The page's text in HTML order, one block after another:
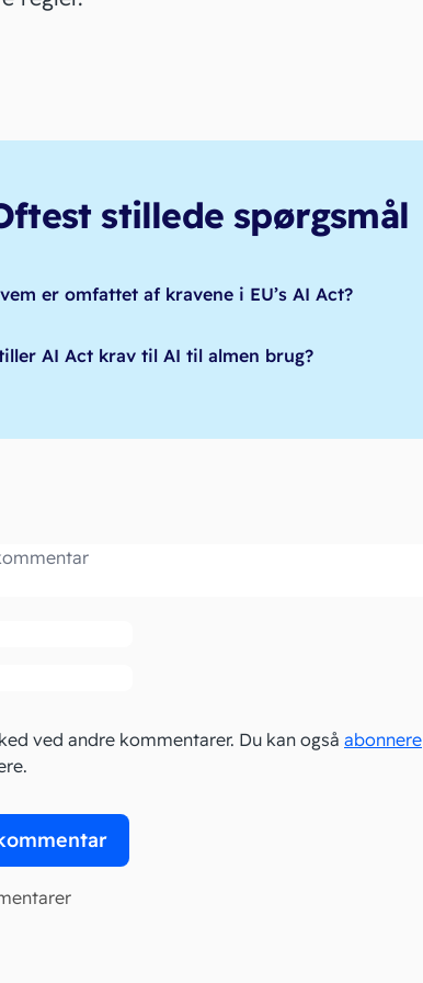
stillede spørgsmål
er omfattet af kravene i EU’s AI Act?
AI Act krav til AI til almen brug?
ved andre kommentarer. Du kan også abonnere